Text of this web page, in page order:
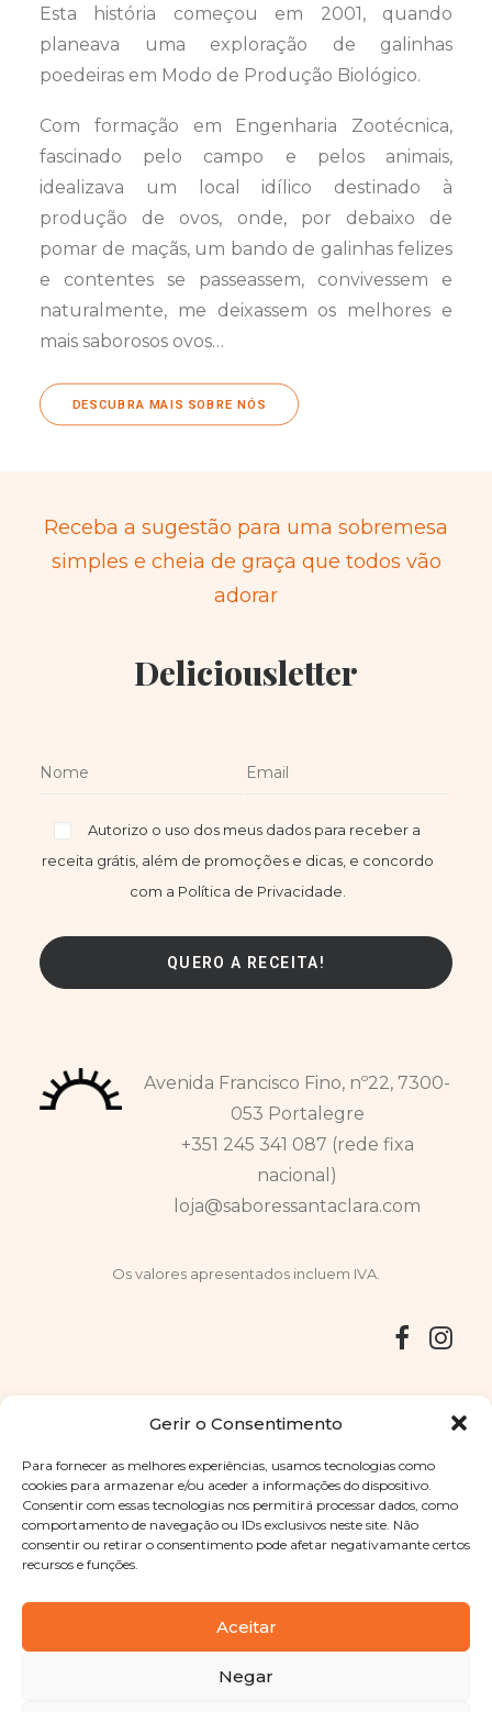
Gerir o Consentimento
Para fornecer as melhores experiências, usamos tecnologias como
cookies para armazenar e/ou aceder a informações do dispositivo.
Consentir com essas tecnologias nos permitirá processar dados, como
comportamento de navegação ou IDs exclusivos neste site. Não
consentir ou retirar o consentimento pode afetar negativamante certos
recursos e funções.
Aceitar
Negar
Esta história começou em 2001, quando
planeava uma exploração de galinhas
poedeiras em Modo de Produção Biológico.
Com formação em Engenharia Zootécnica,
fascinado pelo campo e pelos animais,
idealizava um local idílico destinado à
produção de ovos, onde, por debaixo de
pomar de maçãs, um bando de galinhas felizes
e contentes se passeassem, convivessem e
naturalmente, me deixassem os melhores e
mais saborosos ovos…
DESCUBRA MAIS SOBRE NÓS
Receba a sugestão para uma sobremesa
simples e cheia de graça que todos vão
adorar
Deliciousletter
Autorizo o uso dos meus dados para receber a
receita grátis, além de promoções e dicas, e concordo
com a Política de Privacidade.
Avenida Francisco Fino, nº22, 7300-
053 Portalegre
+351 245 341 087 (rede fixa
nacional)
loja@saboressantaclara.com
Os valores apresentados incluem IVA.
Copyright © 2025 Sabores Santa Clara
. Todos os direitos
reservadosPolítica de Privacidade |Termos e condições
Designed byShift Your Branding Agency